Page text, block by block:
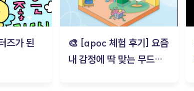
즈가 된
🎨 [apoc 체험 후기] 요즘
내 감정에 딱 맞는 무드룸